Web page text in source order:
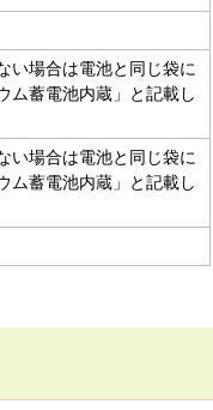
い場合は電池と同じ袋に
ム蓄電池内蔵」と記載し
い場合は電池と同じ袋に
ム蓄電池内蔵」と記載し